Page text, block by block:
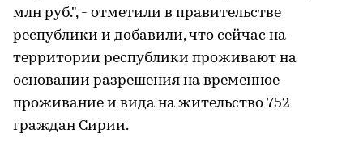
млн руб.", - отметили в правительстве
республики и добавили, что сейчас на
территории республики проживают на
основании разрешения на временное
проживание и вида на жительство 752
граждан Сирии.